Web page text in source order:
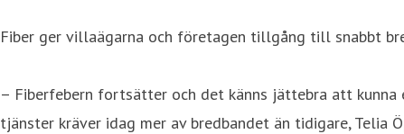
Fiber ger villaägarna och företagen tillgång till snabbt
– Fiberfebern fortsätter och det känns jättebra att
tjänster kräver idag mer av bredbandet än tidigare,